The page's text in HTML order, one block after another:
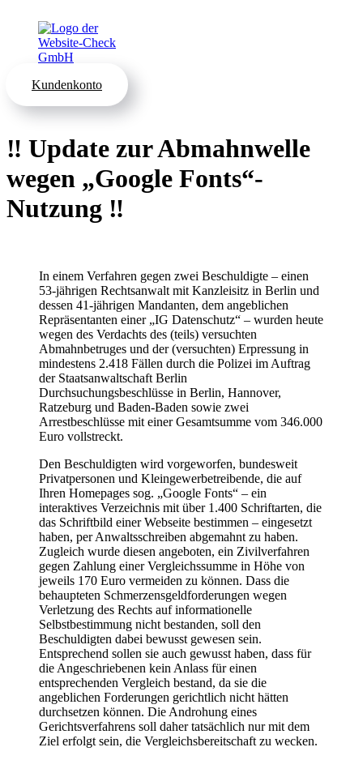
Kundenkonto
‼ Update zur Abmahnwelle
wegen „Google Fonts“-
Nutzung ‼
In einem Verfahren gegen zwei Beschuldigte – einen
53‑jährigen Rechtsanwalt mit Kanzleisitz in Berlin und
dessen 41‑jährigen Mandanten, dem angeblichen
Repräsentanten einer „IG Datenschutz“ – wurden heute
wegen des Verdachts des (teils) versuchten
Abmahnbetruges und der (versuchten) Erpressung in
mindestens 2.418 Fällen durch die Polizei im Auftrag
der Staatsanwaltschaft Berlin
Durchsuchungsbeschlüsse in Berlin, Hannover,
Ratzeburg und Baden-Baden sowie zwei
Arrestbeschlüsse mit einer Gesamtsumme vom 346.000
Euro vollstreckt.
Den Beschuldigten wird vorgeworfen, bundesweit
Privatpersonen und Kleingewerbetreibende, die auf
Ihren Homepages sog. „Google Fonts“ – ein
interaktives Verzeichnis mit über 1.400 Schriftarten, die
das Schriftbild einer Webseite bestimmen – eingesetzt
haben, per Anwaltsschreiben abgemahnt zu haben.
Zugleich wurde diesen angeboten, ein Zivilverfahren
gegen Zahlung einer Vergleichssumme in Höhe von
jeweils 170 Euro vermeiden zu können. Dass die
behaupteten Schmerzensgeldforderungen wegen
Verletzung des Rechts auf informationelle
Selbstbestimmung nicht bestanden, soll den
Beschuldigten dabei bewusst gewesen sein.
Entsprechend sollen sie auch gewusst haben, dass für
die Angeschriebenen kein Anlass für einen
entsprechenden Vergleich bestand, da sie die
angeblichen Forderungen gerichtlich nicht hätten
durchsetzen können. Die Androhung eines
Gerichtsverfahrens soll daher tatsächlich nur mit dem
Ziel erfolgt sein, die Vergleichsbereitschaft zu wecken.